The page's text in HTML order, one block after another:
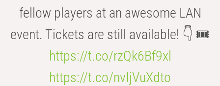
fellow players at an awesome LAN
event. Tickets are still available! 👇 🎟️
https://t.co/rzQk6Bf9xl
https://t.co/nvIjVuXdto